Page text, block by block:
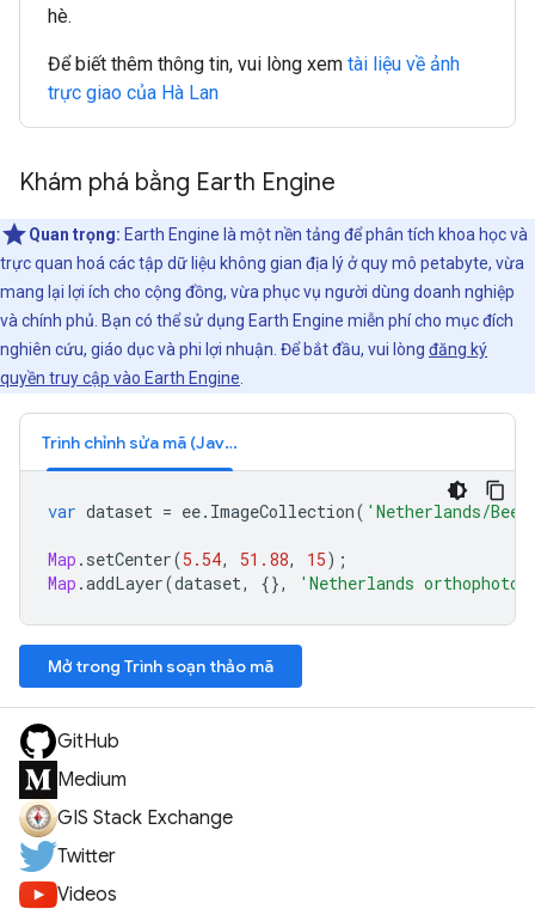
hè.
Để biết thêm thông tin, vui lòng xem tài liệu về ảnh
trực giao của Hà Lan
Khám phá bằng Earth Engine
Quan trọng: Earth Engine là một nền tảng để phân tích khoa học và
trực quan hoá các tập dữ liệu không gian địa lý ở quy mô petabyte, vừa
mang lại lợi ích cho cộng đồng, vừa phục vụ người dùng doanh nghiệp
và chính phủ. Bạn có thể sử dụng Earth Engine miễn phí cho mục đích
nghiên cứu, giáo dục và phi lợi nhuận. Để bắt đầu, vui lòng đăng ký
quyền truy cập vào Earth Engine
Trình chỉnh sửa mã (JavaScript)
var dataset = ee. ImageCollection( 'Netherlands/
Map . setCenter(5.54, 51.88, 15);
Map .addLayer(dataset, {}, 'Netherlands orthophotos
Mở trong Trình soạn thảo mã
GitHub
Medium
GIS Stack Exchange
Twitter
Videos